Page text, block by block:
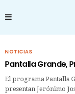
NOTICIAS
Pantalla Grande,
El programa Pantalla
presentan Jerónimo